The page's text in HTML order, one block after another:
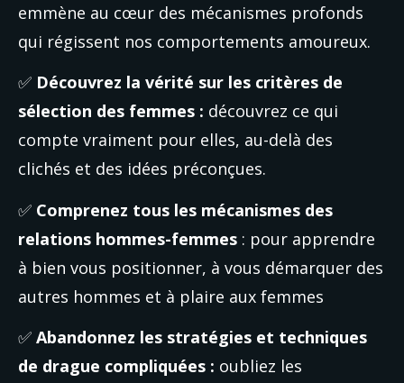
emmène au cœur des mécanismes profonds
qui régissent nos comportements amoureux.
✅ Découvrez la vérité sur les critères de
sélection des femmes : découvrez ce qui
compte vraiment pour elles, au-delà des
clichés et des idées préconçues.
✅ Comprenez tous les mécanismes des
relations hommes-femmes : pour apprendre
à bien vous positionner, à vous démarquer des
autres hommes et à plaire aux femmes
✅ Abandonnez les stratégies et techniques
de drague compliquées : oubliez les